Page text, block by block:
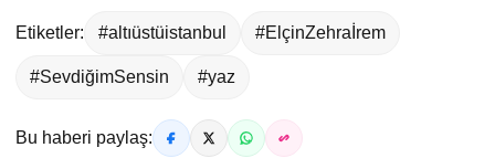
Etiketler: #altıüstüistanbul #ElçinZehraİrem
#SevdiğimSensin #yaz
Bu haberi paylaş: